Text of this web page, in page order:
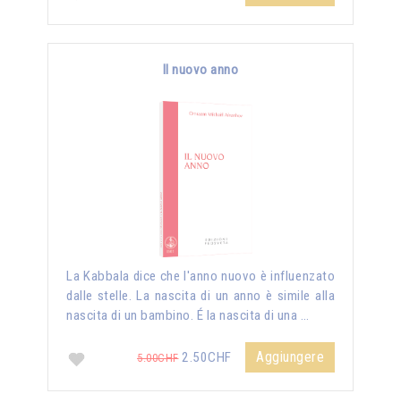
Il nuovo anno
La Kabbala dice che l'anno nuovo è influenzato
dalle stelle. La nascita di un anno è simile alla
nascita di un bambino. É la nascita di una …
5.00CHF2.50CHF Aggiungere